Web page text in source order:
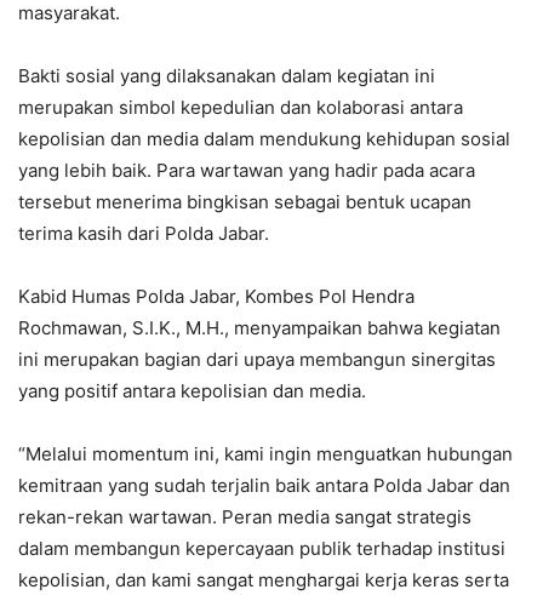
masyarakat.
Bakti sosial yang dilaksanakan dalam kegiatan ini
merupakan simbol kepedulian dan kolaborasi antara
kepolisian dan media dalam mendukung kehidupan sosial
yang lebih baik. Para wartawan yang hadir pada acara
tersebut menerima bingkisan sebagai bentuk ucapan
terima kasih dari Polda Jabar.
Kabid Humas Polda Jabar, Kombes Pol Hendra
Rochmawan, S.I.K., M.H., menyampaikan bahwa kegiatan
ini merupakan bagian dari upaya membangun sinergitas
yang positif antara kepolisian dan media.
“Melalui momentum ini, kami ingin menguatkan hubungan
kemitraan yang sudah terjalin baik antara Polda Jabar dan
rekan-rekan wartawan. Peran media sangat strategis
dalam membangun kepercayaan publik terhadap institusi
kepolisian, dan kami sangat menghargai kerja keras serta